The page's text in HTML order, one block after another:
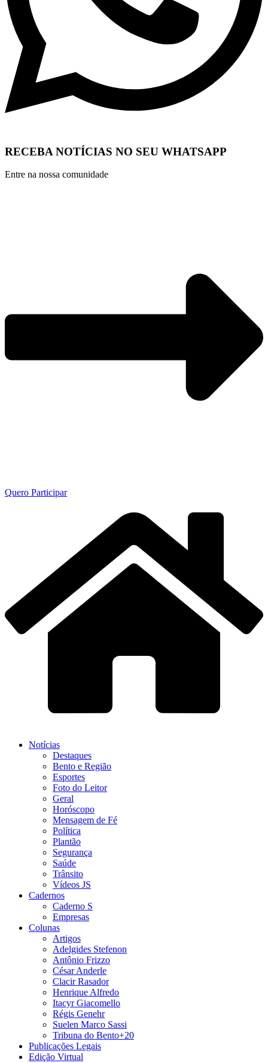
RECEBA NOTÍCIAS NO SEU WHATSAPP
Entre na nossa comunidade
Quero Participar
Notícias
Destaques
Bento e Região
Esportes
Foto do Leitor
Geral
Horóscopo
Mensagem de Fé
Política
Plantão
Segurança
Saúde
Trânsito
Vídeos JS
Cadernos
Caderno S
Empresas
Colunas
Artigos
Adelgides Stefenon
Antônio Frizzo
César Anderle
Clacir Rasador
Henrique Alfredo
Itacyr Giacomello
Régis Genehr
Suelen Marco Sassi
Tribuna do Bento+20
Publicações Legais
Edição Virtual